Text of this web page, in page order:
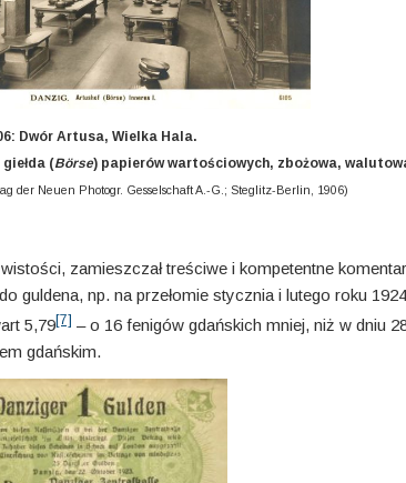
Dwór Artusa, Wielka Hala.
(Börse) papierów wartościowych, zbożowa,
der Neuen Photogr. Gesselschaft A.-G.; Steglitz-Berlin, 1906)
zamieszczał treściwe i kompetentne
guldena, np. na przełomie stycznia i lutego roku
5,79[7] – o 16 fenigów gdańskich mniej, niż w dniu
gdańskim.